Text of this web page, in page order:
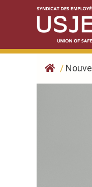
/